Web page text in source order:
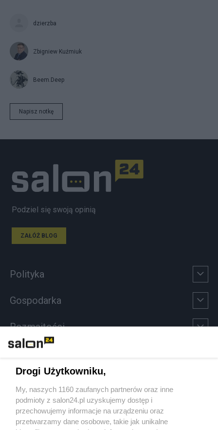
dzierzba
Zbigniew Kuźmiuk
Beem.Deep
Napisz notkę
Podziel się swoją opinią
ZAŁÓŻ BLOG
Polityka
Gospodarka
Rozmaitości
Sport
Społeczeństwo
Drogi Użytkowniku,
My, naszych 1160 zaufanych partnerów oraz inne
podmioty z salon24.pl uzyskujemy dostęp i
przechowujemy informacje na urządzeniu oraz
przetwarzamy dane osobowe, takie jak unikalne